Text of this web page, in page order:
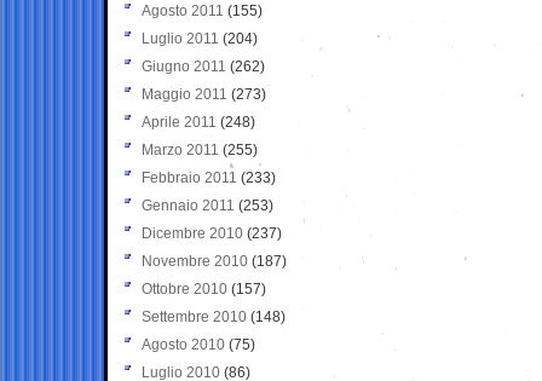
Agosto 2011 (155)
Luglio 2011 (204)
Giugno 2011 (262)
Maggio 2011 (273)
Aprile 2011 (248)
Marzo 2011 (255)
Febbraio 2011 (233)
Gennaio 2011 (253)
Dicembre 2010 (237)
Novembre 2010 (187)
Ottobre 2010 (157)
Settembre 2010 (148)
Agosto 2010 (75)
Luglio 2010 (86)